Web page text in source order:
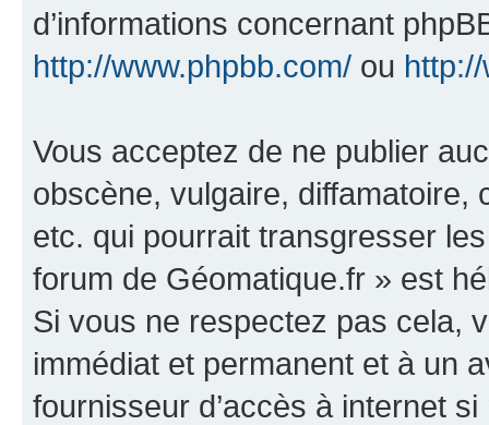
d’informations concernant
http://www.phpbb.com/ ou
Vous acceptez de ne publier
obscène, vulgaire, diffamatoire,
etc. qui pourrait transgresser
forum de Géomatique.fr » est
Si vous ne respectez pas cela,
immédiat et permanent et à un
fournisseur d’accès à internet